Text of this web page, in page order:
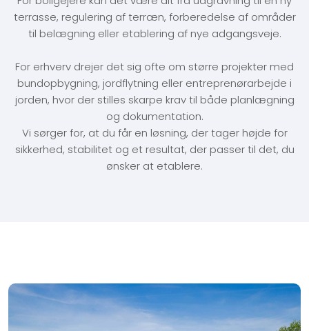
terrasse, regulering af terræn, forberedelse af områder
til belægning eller etablering af nye adgangsveje.
For erhverv drejer det sig ofte om større projekter med
bundopbygning, jordflytning eller entreprenørarbejde i
jorden, hvor der stilles skarpe krav til både planlægning
og dokumentation.
Vi sørger for, at du får en løsning, der tager højde for
sikkerhed, stabilitet og et resultat, der passer til det, du
ønsker at etablere.